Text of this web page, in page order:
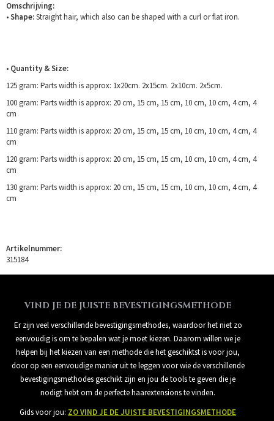
Omschrijving:
•Shape:Straight hair, which also can be shaped with a curl or flat iron.
• Quantity & Size:
125 gram: Parts width is approx: 1x20cm. 2x15cm. 2x10cm. 2x5cm.
100 gram: Parts width is approx: 20 cm, 15 cm, 15 cm, 10 cm, 10 cm, 4 cm, 4
cm
110 gram: Parts width is approx: 20 cm, 15 cm, 15 cm, 10 cm, 10 cm, 4 cm, 4
cm
120 gram: Parts width is approx: 20 cm, 15 cm, 15 cm, 10 cm, 10 cm, 4 cm, 4
cm
130 gram: Parts width is approx: 20 cm, 15 cm, 15 cm, 10 cm, 10 cm, 4 cm, 4
cm
Artikelnummer:
315184
VIND JE DE JUISTE BEVESTIGINGSMETHODE
Er zijn veel verschillende bevestigingsmethodes, waardoor het niet zo
eenvoudig is om te bepalen wat je moet kiezen. Daarom willen we je
helpen bij het kiezen van een methode die het geschiktst is voor jou,
door op een eenvoudige manier uit te leggen voor wie de verschillende
bevestigingsmethodes geschikt zijn en jou de tools te geven die je
nodigt hebt om de perfecte haarextensions te vinden.
Gids voor jou: ZO VIND JE DE JUISTE BEVESTIGINGSMETHODE